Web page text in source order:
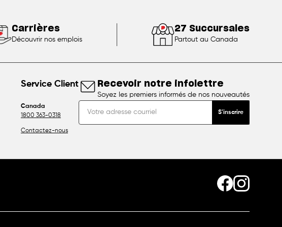
Carrières
Découvrir nos emplois
27 Succursales
Partout au Canada
Service Client
Canada
1800 363-0318
Contactez-nous
Recevoir notre infolettre
Soyez les premiers informés de nos nouveautés
S'inscrire